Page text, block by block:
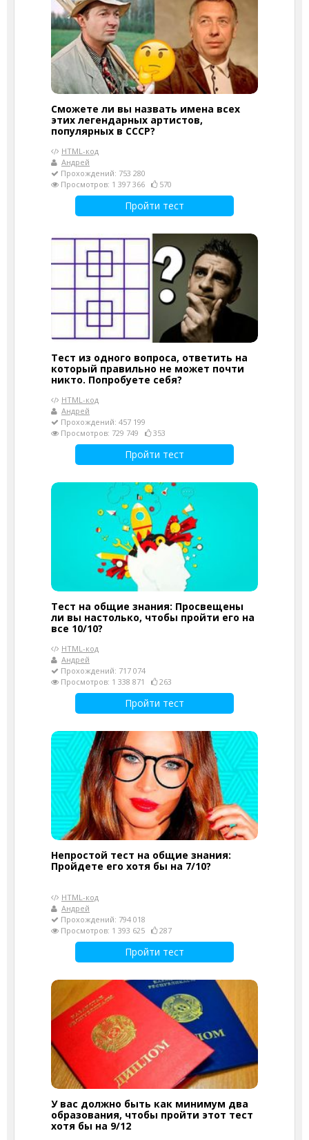
Сможете ли вы назвать имена всех
этих легендарных артистов,
популярных в СССР?
HTML-код
Андрей
Прохождений: 753 280
Просмотров: 1 397 366
570
Пройти тест
Тест из одного вопроса, ответить на
который правильно не может почти
никто. Попробуете себя?
HTML-код
Андрей
Прохождений: 457 199
Просмотров: 729 749
353
Пройти тест
Тест на общие знания: Просвещены
ли вы настолько, чтобы пройти его на
все 10/10?
HTML-код
Андрей
Прохождений: 717 074
Просмотров: 1 338 871
263
Пройти тест
Непростой тест на общие знания:
Пройдете его хотя бы на 7/10?
HTML-код
Андрей
Прохождений: 794 018
Просмотров: 1 393 625
287
Пройти тест
У вас должно быть как минимум два
образования, чтобы пройти этот тест
хотя бы на 9/12